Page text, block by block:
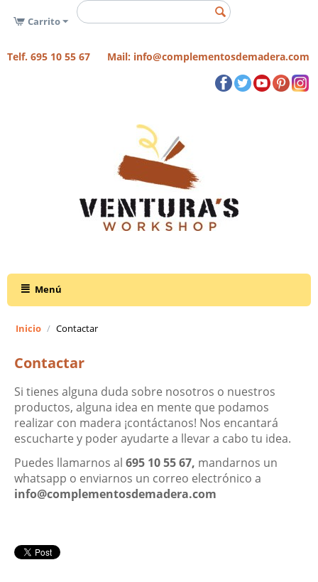
Carrito
Telf. 695 10 55 67 Mail: info@complementosdemadera.com
Menú
Inicio / Contactar
Contactar
Si tienes alguna duda sobre nosotros o nuestros
productos, alguna idea en mente que podamos
realizar con madera ¡contáctanos! Nos encantará
escucharte y poder ayudarte a llevar a cabo tu idea.
Puedes llamarnos al 695 10 55 67, mandarnos un
whatsapp o enviarnos un correo electrónico a
info@complementosdemadera.com